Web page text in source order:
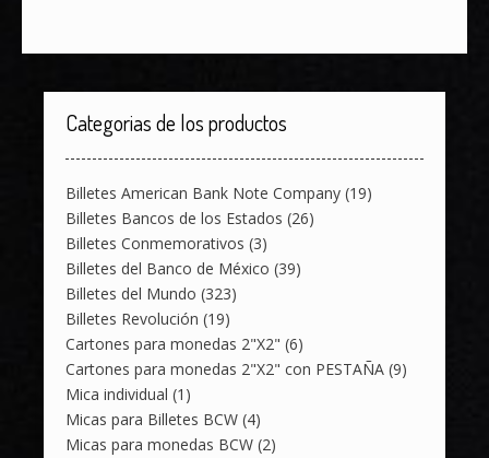
Categorias de los productos
Billetes American Bank Note Company (19)
Billetes Bancos de los Estados (26)
Billetes Conmemorativos (3)
Billetes del Banco de México (39)
Billetes del Mundo (323)
Billetes Revolución (19)
Cartones para monedas 2"X2" (6)
Cartones para monedas 2"X2" con PESTAÑA (9)
Mica individual (1)
Micas para Billetes BCW (4)
Micas para monedas BCW (2)